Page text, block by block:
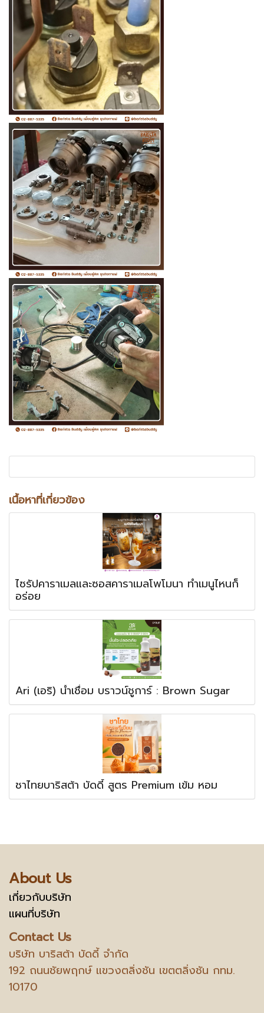
เนื้อหาที่เกี่ยวข้อง
ไซรัปคาราเมลและซอสคาราเมลโพโมนา ทำเมนูไหนก็
อร่อย
Ari (เอริ) น้ำเชื่อม บราวน์ชูการ์ : Brown Sugar
ชาไทยบาริสต้า บัดดี้ สูตร Premium เข้ม หอม
About Us
เกี่ยวกับบริษัท
แผนที่บริษัท
Contact Us
บริษัท บาริสต้า บัดดี้ จำกัด
192 ถนนชัยพฤกษ์ แขวงตลิ่งชัน เขตตลิ่งชัน กทม.
10170